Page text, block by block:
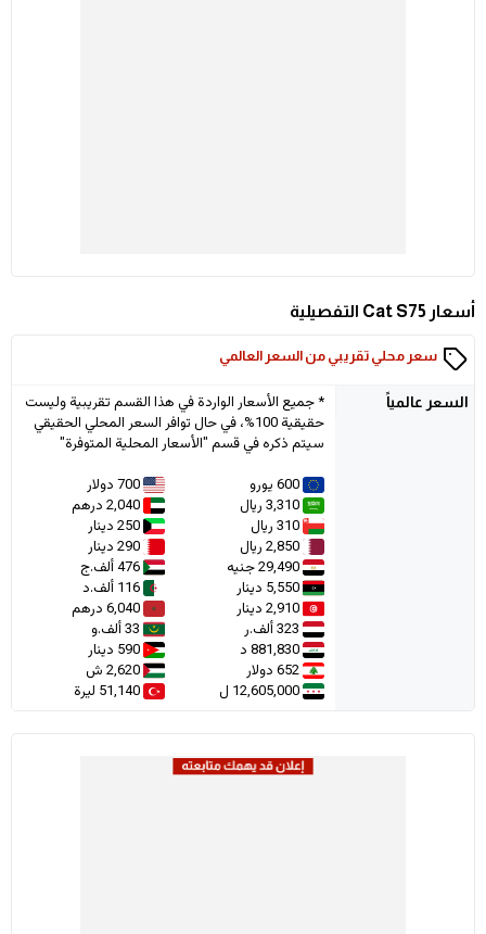
أسعار Cat S75 التفصيلية
سعر محلي تقريبي من السعر العالمي
السعر عالمياً
* جميع الأسعار الواردة في هذا القسم تقريبية وليست
حقيقية 100%، في حال توافر السعر المحلي الحقيقي
سيتم ذكره في قسم "الأسعار المحلية المتوفرة"
600 يورو
700 دولار
3,310 ريال
2,040 درهم
310 ريال
250 دينار
2,850 ريال
290 دينار
29,490 جنيه
476 ألف.ج
5,550 دينار
116 ألف.د
2,910 دينار
6,040 درهم
323 ألف.ر
33 ألف.و
881,830 د
590 دينار
652 دولار
2,620 ش
12,605,000 ل
51,140 ليرة